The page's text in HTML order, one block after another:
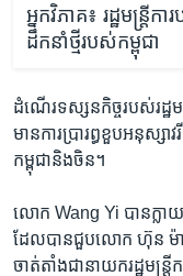
អ្នកវិភាគ៖ រដ្ឋមន្ត្រី
ដឹកនាំថ្មីរបស់កម្ពុជា
ដំណើរ​ទស្សនកិច្ច​របស់​រដ្ឋម
មាន​ការ​ប្រារព្ធ​ខួប​អនុស្ស
កម្ពុជា​និង​ចិន។
លោក Wang Yi បាន​ក្លា
ដែល​បាន​ជួប​លោក ហ៊ុន ម៉
ចាត់តាំង​ជា​នាយករដ្ឋមន្